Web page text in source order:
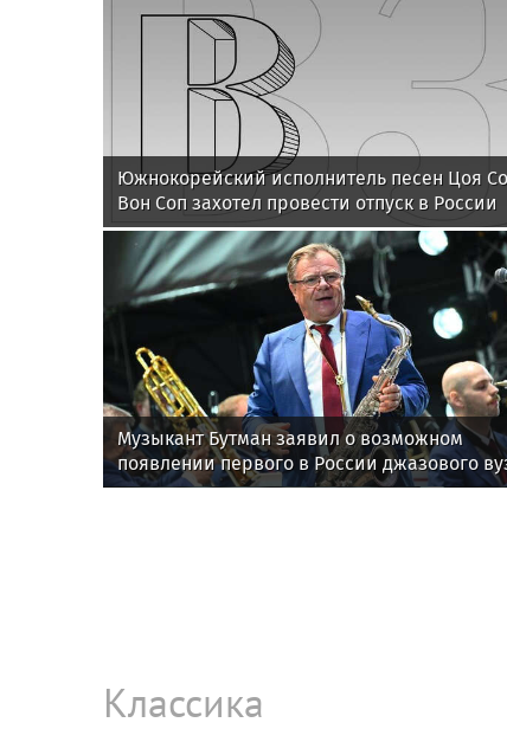
Южнокорейский исполнитель песен Цоя
Вон Соп захотел провести отпуск в России
Музыкант Бутман заявил о возможном
появлении первого в России джазового
Классика